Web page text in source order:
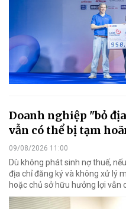
Doanh nghiệp "bỏ
vẫn có thể bị tạm
09/08/2026 11:00
Dù không phát sinh nợ thuế,
địa chỉ đăng ký và không xử lý
hoặc chủ sở hữu hưởng lợi vẫn